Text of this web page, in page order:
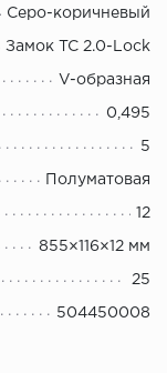
Серо-коричневый
Замок TC 2.0-Lock
V-образная
0,495
5
Полуматовая
12
855×116×12 мм
25
504450008